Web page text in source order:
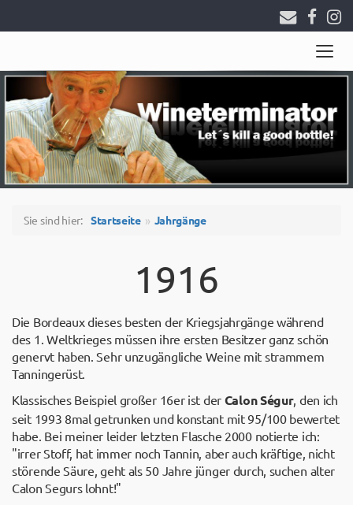
Sie sind hier: Startseite Jahrgänge
1916
Die Bordeaux dieses besten der Kriegsjahrgänge während
des 1. Weltkrieges müssen ihre ersten Besitzer ganz schön
genervt haben. Sehr unzugängliche Weine mit strammem
Tanningerüst.
Klassisches Beispiel großer 16er ist der Calon Ségur, den ich
seit 1993 8mal getrunken und konstant mit 95/100 bewertet
habe. Bei meiner leider letzten Flasche 2000 notierte ich:
"irrer Stoff, hat immer noch Tannin, aber auch kräftige, nicht
störende Säure, geht als 50 Jahre jünger durch, suchen alter
Calon Segurs lohnt!"